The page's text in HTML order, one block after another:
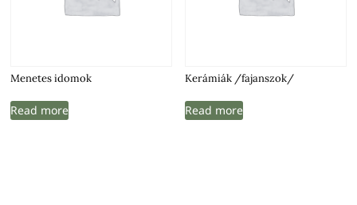
Menetes idomok
Read more
Kerámiák /fajanszok/
Read more